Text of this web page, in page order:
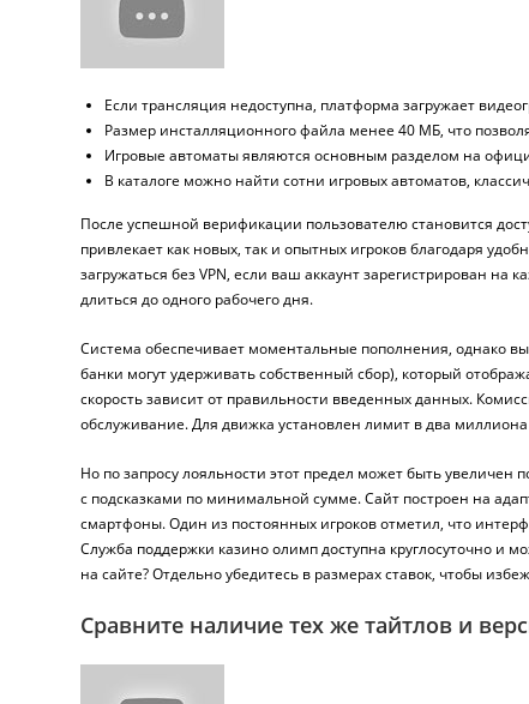
Если трансляция недоступна, платформа загружает
Размер инсталляционного файла менее 40 МБ, что
Игровые автоматы являются основным разделом на
В каталоге можно найти сотни игровых автоматов,
После успешной верификации пользователю становится
привлекает как новых, так и опытных игроков благодаря
загружаться без VPN, если ваш аккаунт зарегистрирован
длиться до одного рабочего дня.
Система обеспечивает моментальные пополнения, однако
банки могут удерживать собственный сбор), который
скорость зависит от правильности введенных данных.
обслуживание. Для движка установлен лимит в два миллиона
Но по запросу лояльности этот предел может быть увеличен
с подсказками по минимальной сумме. Сайт построен на
смартфоны. Один из постоянных игроков отметил, что
Служба поддержки казино олимп доступна круглосуточно
на сайте? Отдельно убедитесь в размерах ставок, чтобы
Сравните наличие тех же тайтлов и